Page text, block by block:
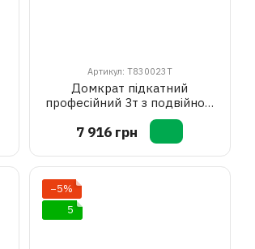
Артикул: T830023T
Домкрат підкатний
професійний 3т з подвійною
помпою і педаллю 130-
465мм
7 916 грн
−5%
5